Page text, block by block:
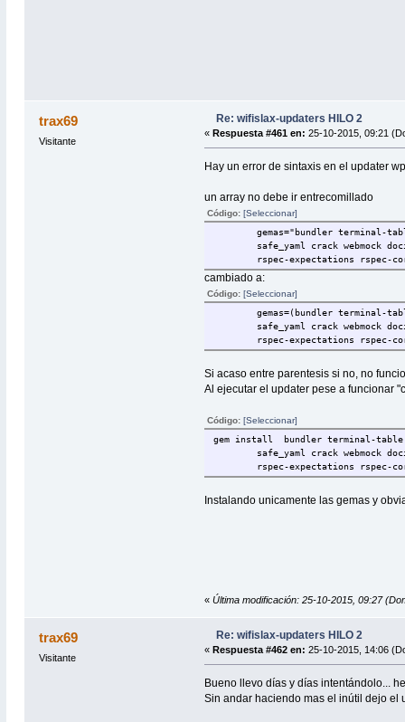
trax69
Visitante
Re: wifislax-updaters HILO 2
«Respuesta #461 en: 25-10-2015, 09:21
Hay un error de sintaxis en el updater
un array no debe ir entrecomillado
Código:[Seleccionar]
gemas="bundler terminal-
safe_yaml crack webmock
rspec-expectations rspec-
cambiado a:
Código:[Seleccionar]
gemas=(bundler terminal-
safe_yaml crack webmock
rspec-expectations rspec-
Si acaso entre parentesis si no, no
Al ejecutar el updater pese a funcionar
Código:[Seleccionar]
gem install bundler terminal-table
safe_yaml crack webmock
rspec-expectations rspec-
Instalando unicamente las gemas y
«Última modificación: 25-10-2015, 09:27
trax69
Visitante
Re: wifislax-updaters HILO 2
« Respuesta #462 en: 25-10-2015, 14:06
Bueno llevo días y días intentándolo...
Sin andar haciendo mas el inútil dejo el